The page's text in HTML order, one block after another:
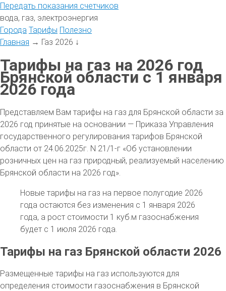
Передать показания счетчиков
вода, газ, электроэнергия
Города Тарифы Полезно
Главная → Газ 2026 ↓
Тарифы на газ на 2026 год
Брянской области с 1 января
2026 года
Представляем Вам тарифы на газ для Брянской области за
2026 год принятые на основании — Приказа Управления
государственного регулирования тарифов Брянской
области от 24.06.2025г. N 21/1-г «Об установлении
розничных цен на газ природный, реализуемый населению
Брянской области на 2026 год».
Новые тарифы на газ на первое полугодие 2026
года остаются без изменения с 1 января 2026
года, а рост стоимости 1 куб.м газоснабжения
будет с 1 июля 2026 года.
Тарифы на газ Брянской области 2026
Размещенные тарифы на газ используются для
определения стоимости газоснабжения в Брянской